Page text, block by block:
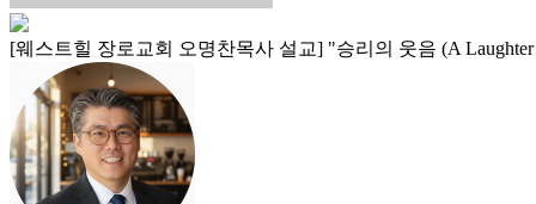
[웨스트힐 장로교회 오명찬목사 설교] "승리의 웃음 (A